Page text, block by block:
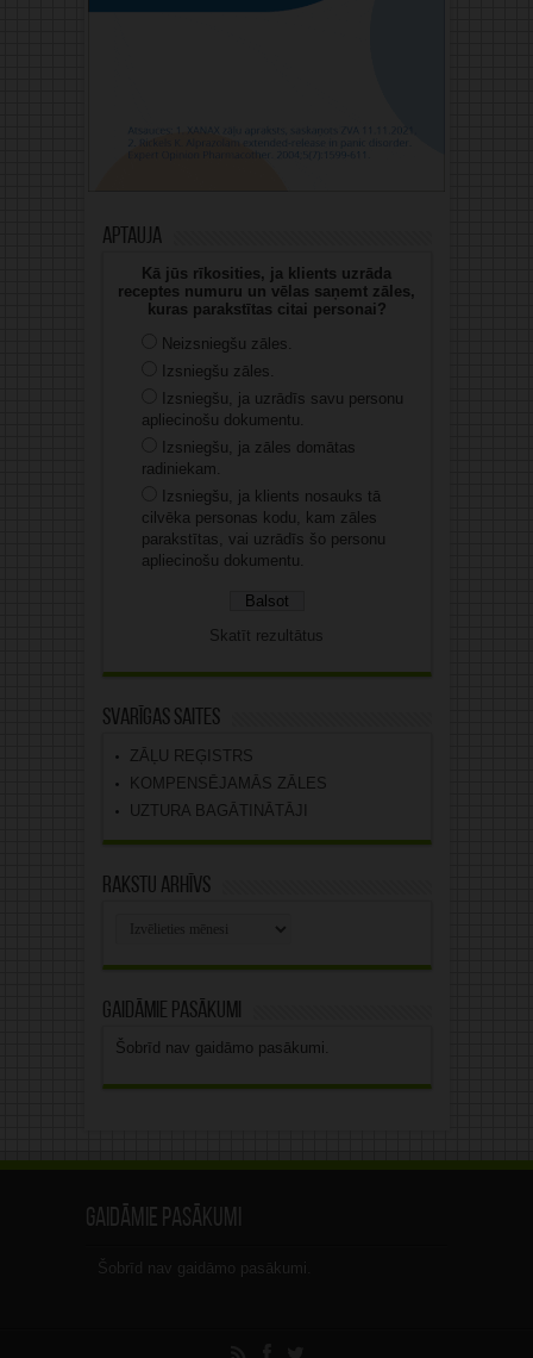
Aptauja
Kā jūs rīkosities, ja klients uzrāda
receptes numuru un vēlas saņemt zāles,
kuras parakstītas citai personai?
Neizsniegšu zāles.
Izsniegšu zāles.
Izsniegšu, ja uzrādīs savu personu
apliecinošu dokumentu.
Izsniegšu, ja zāles domātas
radiniekam.
Izsniegšu, ja klients nosauks tā
cilvēka personas kodu, kam zāles
parakstītas, vai uzrādīs šo personu
apliecinošu dokumentu.
Skatīt rezultātus
Svarīgas saites
ZĀĻU REĢISTRS
KOMPENSĒJAMĀS ZĀLES
UZTURA BAGĀTINĀTĀJI
Rakstu arhīvs
Gaidāmie pasākumi
Šobrīd nav gaidāmo pasākumi.
Gaidāmie pasākumi
Šobrīd nav gaidāmo pasākumi.